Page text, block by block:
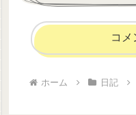
コメ
ホーム 日記